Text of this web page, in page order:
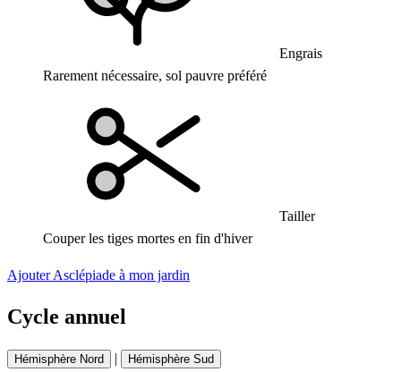
Engrais
Rarement nécessaire, sol pauvre préféré
Tailler
Couper les tiges mortes en fin d'hiver
Ajouter Asclépiade à mon jardin
Cycle annuel
Hémisphère Nord | Hémisphère Sud